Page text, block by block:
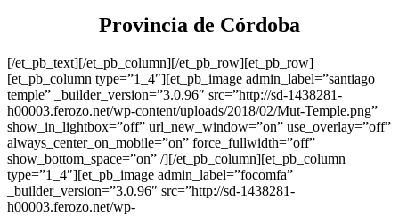
Provincia de Córdoba
[/et_pb_text][/et_pb_column][/et_pb_row][et_pb_row]
[et_pb_column type=”1_4″][et_pb_image admin_label=”santiago
temple” _builder_version=”3.0.96″ src=”http://sd-1438281-
h00003.ferozo.net/wp-content/uploads/2018/02/Mut-Temple.png”
show_in_lightbox=”off” url_new_window=”on” use_overlay=”off”
always_center_on_mobile=”on” force_fullwidth=”off”
show_bottom_space=”on” /][/et_pb_column][et_pb_column
type=”1_4″][et_pb_image admin_label=”focomfa”
_builder_version=”3.0.96″ src=”http://sd-1438281-
h00003.ferozo.net/wp-